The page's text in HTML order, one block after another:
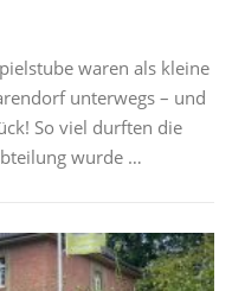
waren als kleine
unterwegs – und
So viel durften die
wurde …